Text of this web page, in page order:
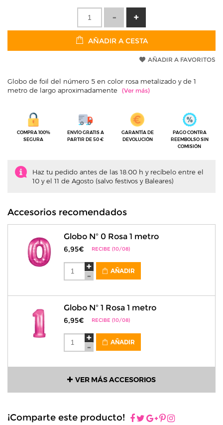
AÑADIR A CESTA
AÑADIR A FAVORITOS
Globo de foil del número 5 en color rosa metalizado y de 1
metro de largo aproximadamente
COMPRA 100%
SEGURA
ENVÍO GRATIS A
PARTIR DE 50 €
GARANTÍA DE
DEVOLUCIÓN
PAGO CONTRA
REEMBOLSO SIN
COMISIÓN
Haz tu pedido antes de las 18:00 h y recíbelo entre el
10 y el 11 de Agosto (salvo festivos y Baleares)
Accesorios recomendados
Globo Nº 0 Rosa 1 metro
6,95€ RECIBE (10/08)
AÑADIR
Globo Nº 1 Rosa 1 metro
6,95€ RECIBE (10/08)
AÑADIR
VER MÁS ACCESORIOS
¡Comparte este producto!